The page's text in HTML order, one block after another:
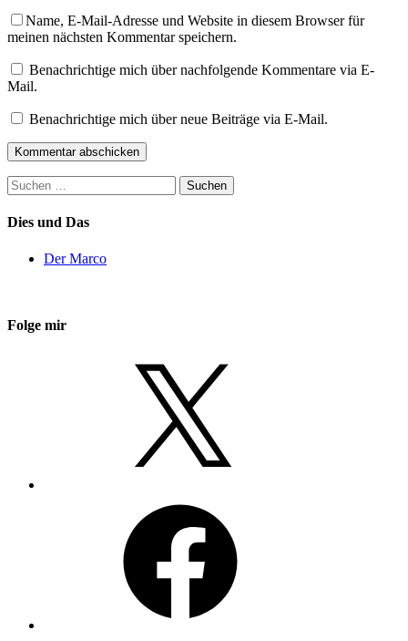
Name, E-Mail-Adresse und Website in diesem Browser für
meinen nächsten Kommentar speichern.
Benachrichtige mich über nachfolgende Kommentare via E-
Mail.
Benachrichtige mich über neue Beiträge via E-Mail.
Suchen
nach:
Dies und Das
Der Marco
Folge mir